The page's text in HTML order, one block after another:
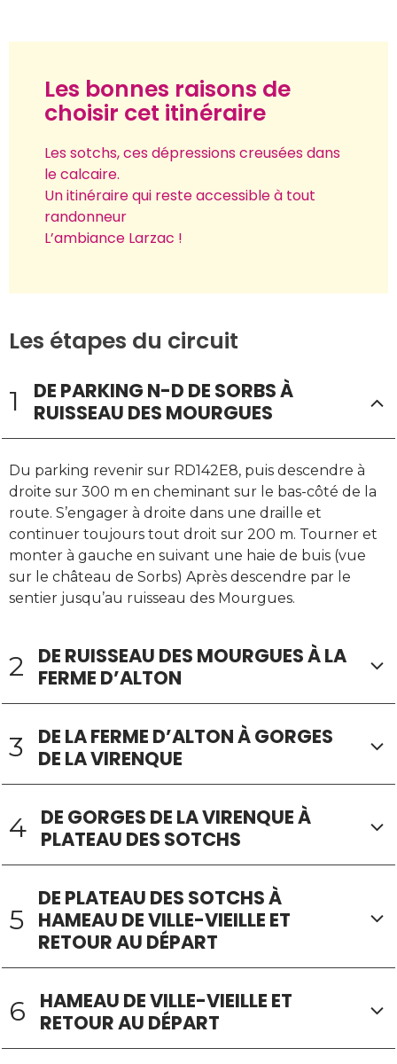
Les bonnes raisons de
choisir cet itinéraire
Les sotchs, ces dépressions creusées dans
le calcaire.
Un itinéraire qui reste accessible à tout
randonneur
L’ambiance Larzac !
Les étapes du circuit
1
DE PARKING N-D DE SORBS À
RUISSEAU DES MOURGUES
Du parking revenir sur RD142E8, puis descendre à
droite sur 300 m en cheminant sur le bas-côté de la
route. S’engager à droite dans une draille et
continuer toujours tout droit sur 200 m. Tourner et
monter à gauche en suivant une haie de buis (vue
sur le château de Sorbs) Après descendre par le
sentier jusqu’au ruisseau des Mourgues.
2
DE RUISSEAU DES MOURGUES À LA
FERME D’ALTON
3
DE LA FERME D’ALTON À GORGES
DE LA VIRENQUE
4 DE GORGES DE LA VIRENQUE À
PLATEAU DES SOTCHS
5
DE PLATEAU DES SOTCHS À
HAMEAU DE VILLE-VIEILLE ET
RETOUR AU DÉPART
6
HAMEAU DE VILLE-VIEILLE ET
RETOUR AU DÉPART